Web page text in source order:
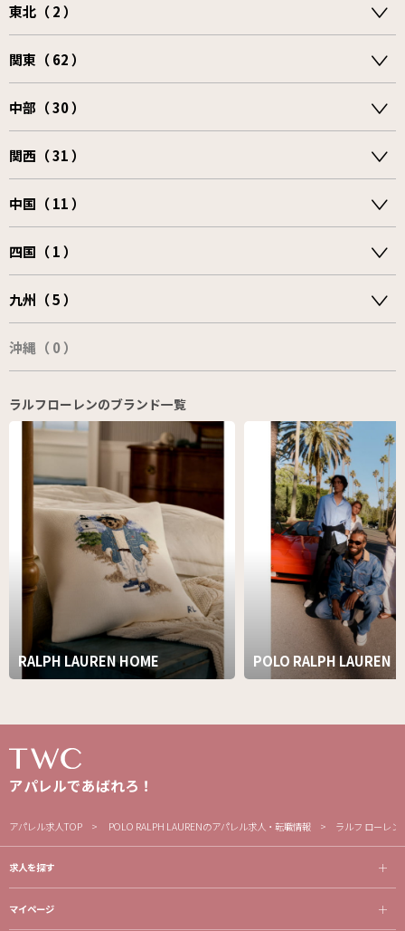
東北（ 2 ）
関東（ 62 ）
中部（ 30 ）
関西（ 31 ）
中国（ 11 ）
四国（ 1 ）
九州（ 5 ）
沖縄（ 0 ）
ラルフローレンのブランド一覧
RALPH LAUREN HOME POLO RALPH LAUREN
アパレルであばれろ！
アパレル求人TOP POLO RALPH LAURENのアパレル求人・転職情報 ラルフ ローレン
求人を探す
マイページ